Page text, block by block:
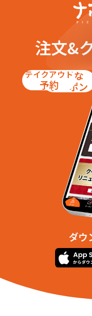
注文&
お得な
クーポン
テイクアウト
予約
ダウ